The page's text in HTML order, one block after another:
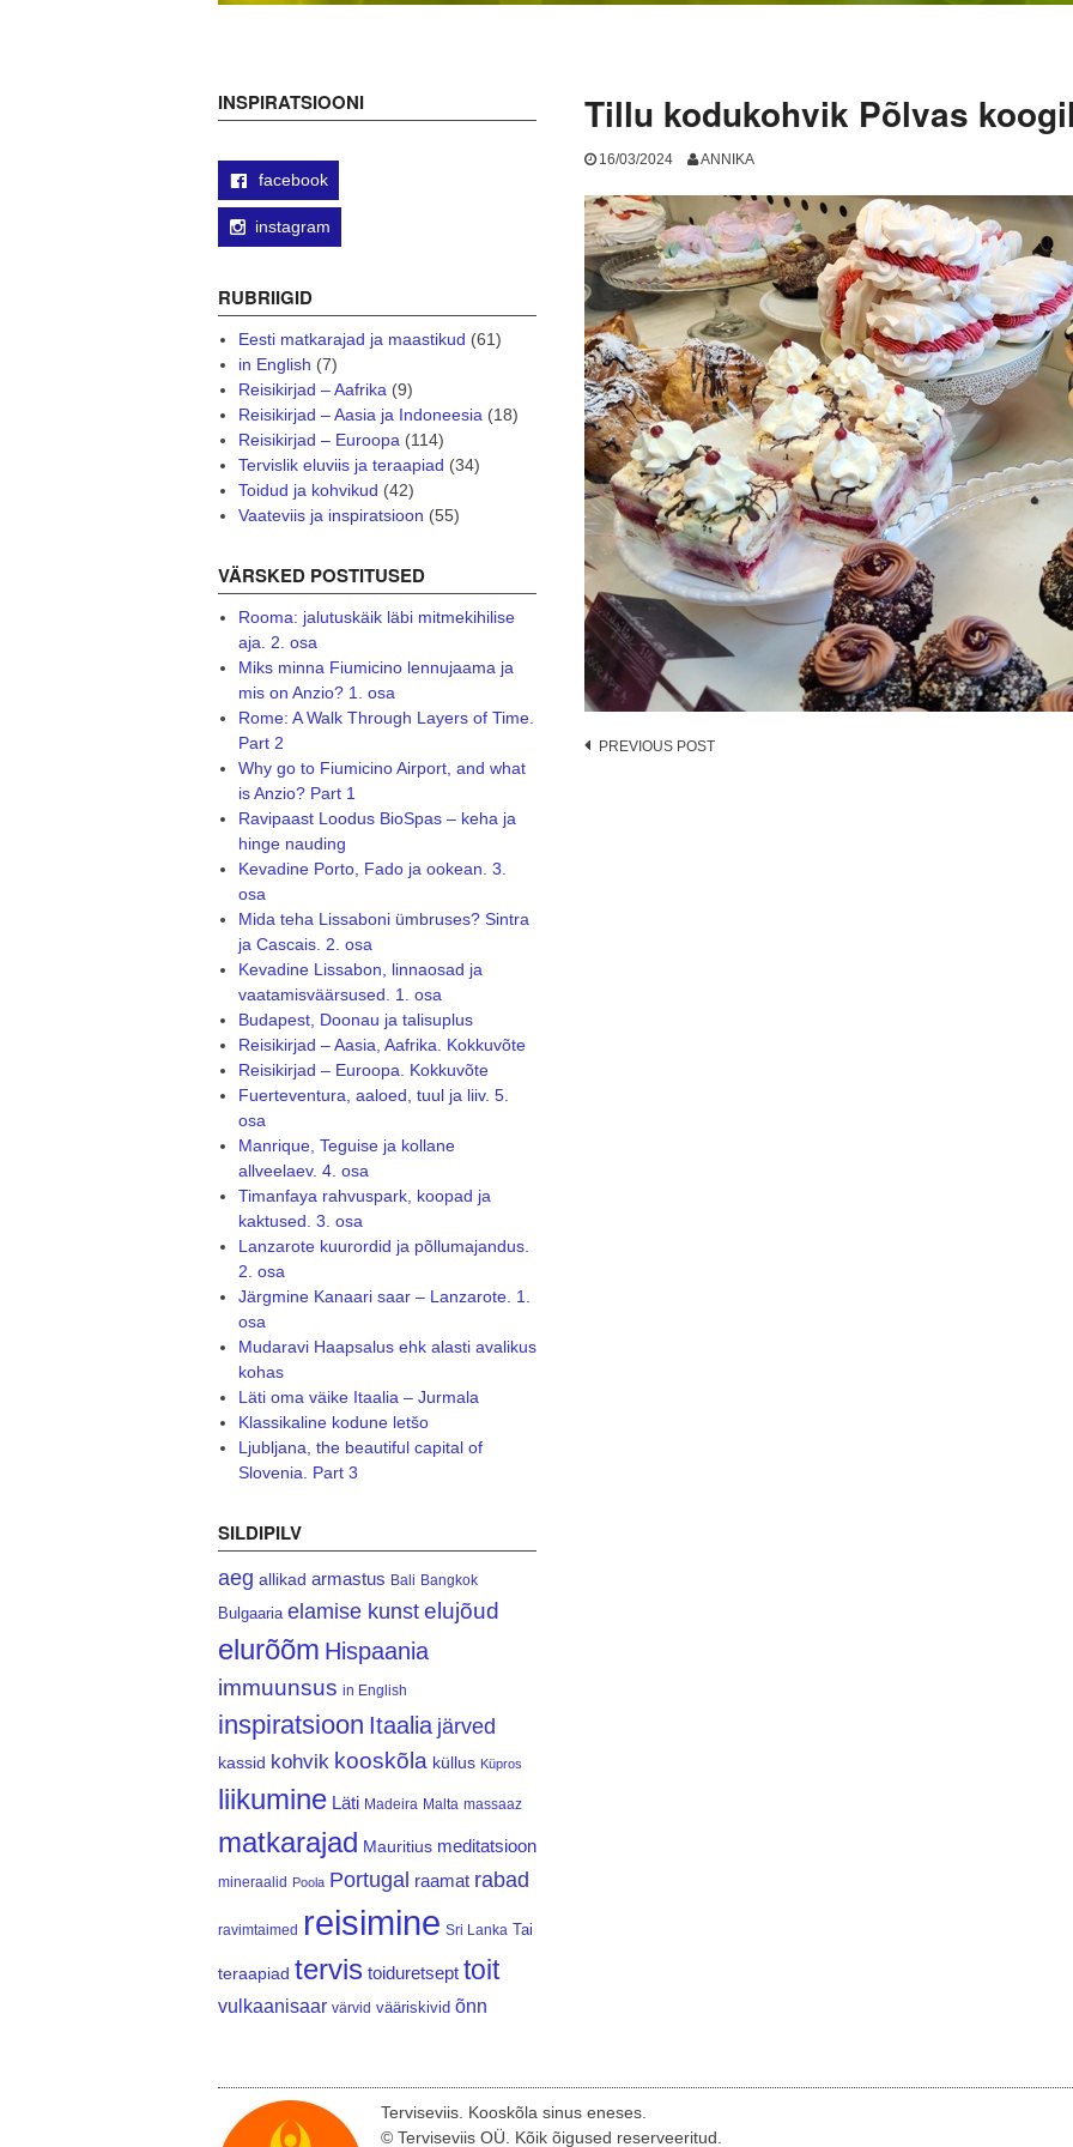
Tillu kodukohvik Põlvas
16/03/2024 ANNIKA
Post
PREVIOUS POST
INSPIRATSIOONI
facebook
instagram
RUBRIIGID
Eesti matkarajad ja maastikud (61)
in English (7)
Reisikirjad – Aafrika(9)
Reisikirjad – Aasia ja Indoneesia(18)
Reisikirjad – Euroopa(114)
Tervislik eluviis ja teraapiad (34)
Toidud ja kohvikud (42)
Vaateviis ja inspiratsioon (55)
VÄRSKED POSTITUSED
Rooma: jalutuskäik läbi mitmekihilise
aja. 2. osa
Miks minna Fiumicino lennujaama ja
mis on Anzio? 1. osa
Rome: A Walk Through Layers of Time.
Part 2
Why go to Fiumicino Airport, and what
is Anzio? Part 1
Ravipaast Loodus BioSpas – keha ja
hinge nauding
Kevadine Porto, Fado ja ookean. 3.
osa
Mida teha Lissaboni ümbruses? Sintra
ja Cascais. 2. osa
Kevadine Lissabon, linnaosad ja
vaatamisväärsused. 1. osa
Budapest, Doonau ja talisuplus
Reisikirjad – Aasia, Aafrika. Kokkuvõte
Reisikirjad – Euroopa. Kokkuvõte
Fuerteventura, aaloed, tuul ja liiv. 5.
osa
Manrique, Teguise ja kollane
allveelaev. 4. osa
Timanfaya rahvuspark, koopad ja
kaktused. 3. osa
Lanzarote kuurordid ja põllumajandus.
2. osa
Järgmine Kanaari saar – Lanzarote. 1.
osa
Mudaravi Haapsalus ehk alasti avalikus
kohas
Läti oma väike Itaalia – Jurmala
Klassikaline kodune letšo
Ljubljana, the beautiful capital of
Slovenia. Part 3
SILDIPILV
aeg allikad armastus Bali Bangkok
Bulgaaria elamise kunst elujõud
elurõõm Hispaania
immuunsus in English
inspiratsioon Itaalia järved
kassid kohvik kooskõla küllus Küpros
liikumine Läti Madeira Malta massaaz
matkarajad Mauritius meditatsioon
mineraalid Poola Portugal raamat rabad
ravimtaimed reisimine Sri Lanka Tai
teraapiad tervis toiduretsept toit
vulkaanisaar värvid vääriskivid õnn
Terviseviis. Kooskõla sinus eneses.
© Terviseviis OÜ. Kõik õigused reserveeritud.